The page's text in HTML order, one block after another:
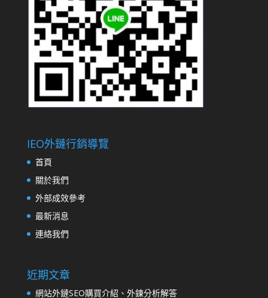
IEO外鏈行銷導覽
首頁
關於我們
外部成效參考
最新消息
連絡我們
近期文章
網站外鏈SEO購買介紹、外鍊分析解答